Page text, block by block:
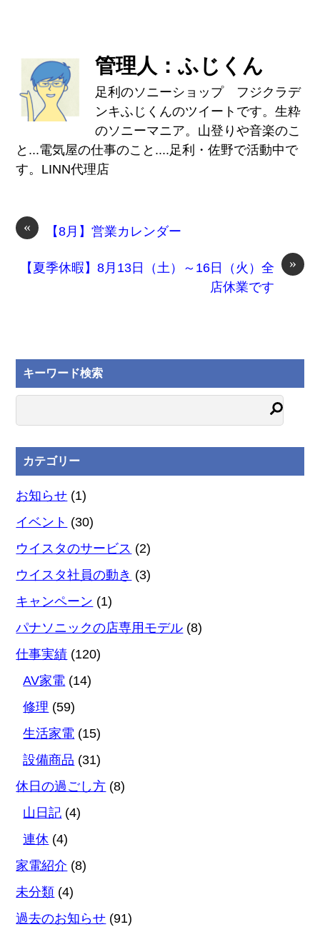
管理人：ふじくん
足利のソニーショップ フジクラデ
ンキふじくんのツイートです。生粋
のソニーマニア。山登りや音楽のこ
と...電気屋の仕事のこと....足利・佐野で活動中で
す。LINN代理店
« 【8月】営業カレンダー
»
【夏季休暇】8月13日（土）～16日（火）全
店休業です
キーワード検索
カテゴリー
お知らせ (1)
イベント (30)
ウイスタのサービス (2)
ウイスタ社員の動き (3)
キャンペーン (1)
パナソニックの店専用モデル (8)
仕事実績 (120)
AV家電 (14)
修理 (59)
生活家電 (15)
設備商品 (31)
休日の過ごし方 (8)
山日記 (4)
連休 (4)
家電紹介 (8)
未分類 (4)
過去のお知らせ (91)